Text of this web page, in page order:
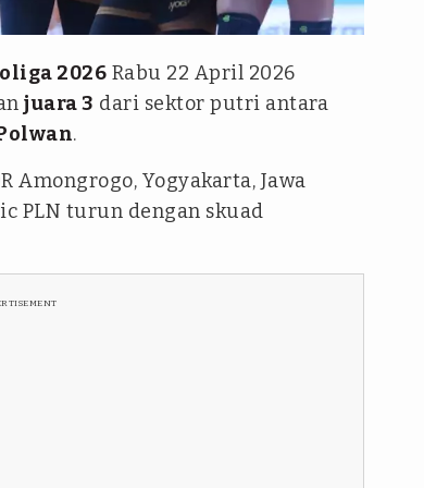
2026 Rabu 22 April 2026
juara 3 dari sektor putri antara
.
Amongrogo, Yogyakarta, Jawa
PLN turun dengan skuad